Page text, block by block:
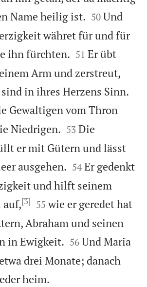
Name heilig ist. 

50 Und
währet für und für
ihn fürchten. 

51 Er übt
Arm und zerstreut,
in ihres Herzens Sinn.
Gewaltigen vom Thron
Niedrigen. 

53 Die
er mit Gütern und lässt
ausgehen. 

54 Er gedenkt
und hilft seinem
auf,[3] 

55 wie er geredet hat
Abraham und seinen
in Ewigkeit. 

56 Und Maria
drei Monate; danach
heim.